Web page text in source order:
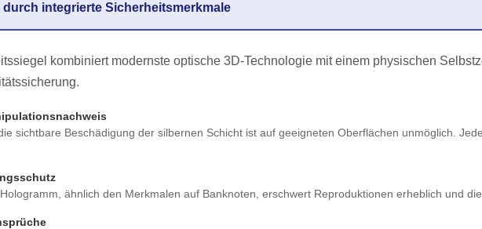
integrierte Sicherheitsmerkmale
kombiniert modernste optische 3D-Technologie mit einem physischen
sichtbare Beschädigung der silbernen Schicht ist auf geeigneten Oberflächen unmöglich.
ähnlich den Merkmalen auf Banknoten, erschwert Reproduktionen erheblich und